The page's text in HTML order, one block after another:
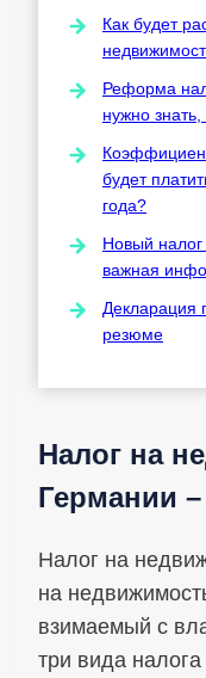
Как будет
Реформа
нужно
будет
года?
Новый
важная
Декларация
резюме
Налог на
Германии –
Налог на
на
взимаемый с
три вида